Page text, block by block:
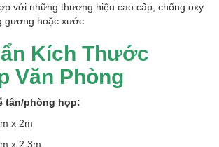
với những thương hiệu cao cấp, chống oxy
gương hoặc xước
Kích Thước
Văn Phòng
tân/phòng họp:
x 2m
x 2.3m